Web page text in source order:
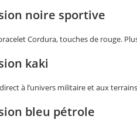
noire sportive
Cordura, touches de rouge.
kaki
à l’univers militaire et aux
bleu pétrole